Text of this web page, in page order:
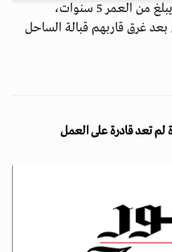
لقي مهاجران تونسيان، أحدهما طفل يبلغ من العمر 5 سنوات،
مهاجراً آخرين بعد غرق قاربهم قبالة الساحل
تعد قادرة على العمل